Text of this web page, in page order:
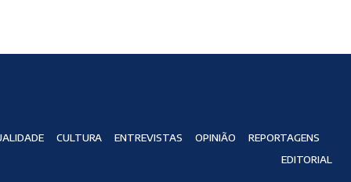
CULTURA ENTREVISTAS OPINIÃO
REPORTAGENS
EDITORIAL